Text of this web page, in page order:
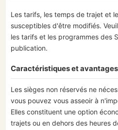
Les tarifs, les temps de trajet et
susceptibles d'être modifiés.
les tarifs et les programmes des
publication.
Caractéristiques et
Les sièges non réservés ne
vous pouvez vous asseoir à
Elles constituent une option
trajets ou en dehors des heures